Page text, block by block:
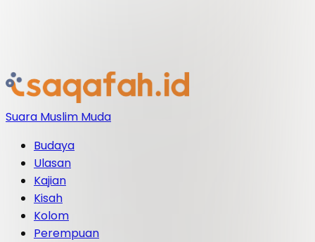
Suara Muslim Muda
Budaya
Ulasan
Kajian
Kisah
Kolom
Perempuan